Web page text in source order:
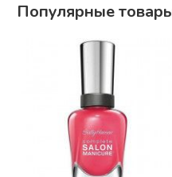
Популярные